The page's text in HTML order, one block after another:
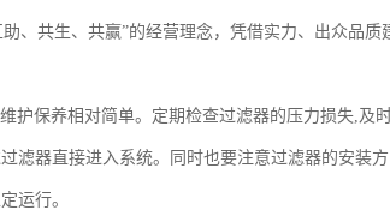
、共生、共赢”的经营理念，凭借实力、出众品
护保养相对简单。定期检查过滤器的压力损失,及
滤器直接进入系统。同时也要注意过滤器的安装
运行。